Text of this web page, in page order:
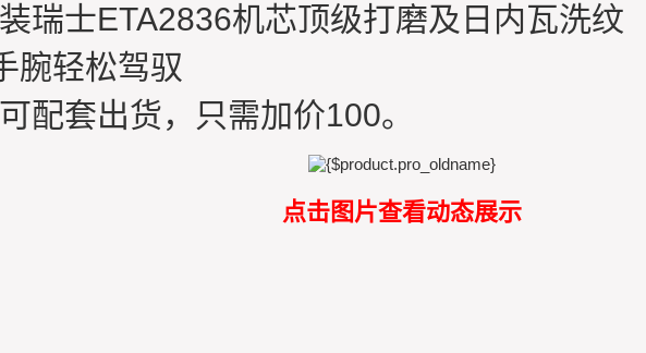
瑞士ETA2836机芯顶级打磨及日内瓦洗纹
腕轻松驾驭
配套出货，只需加价100。
点击图片查看动态展示